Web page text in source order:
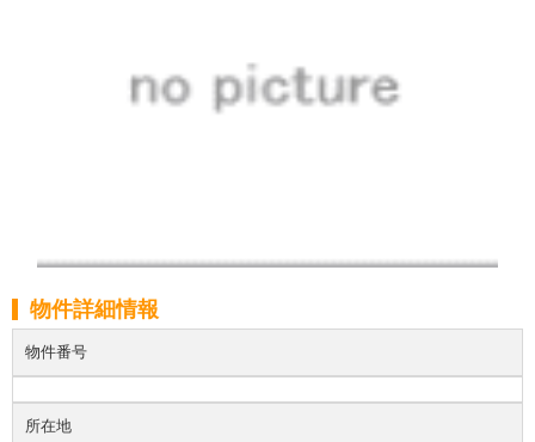
物件詳細情報
物件番号
所在地